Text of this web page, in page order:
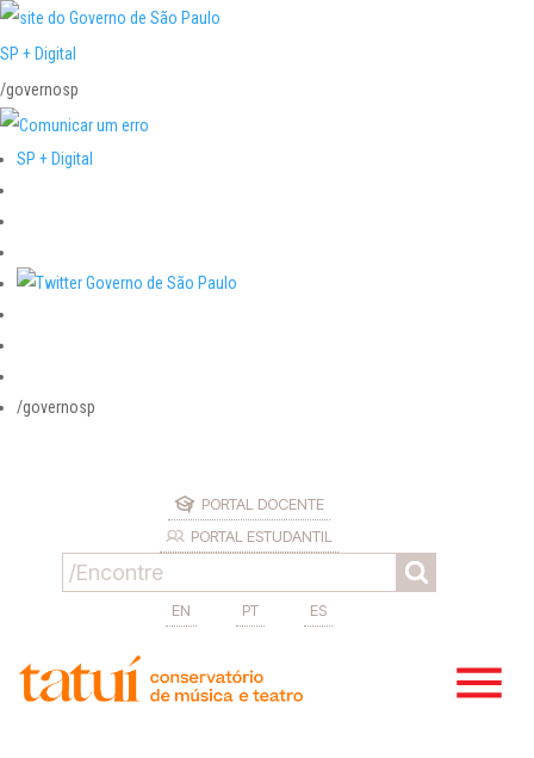
SP + Digital
/governosp
SP + Digital
/governosp
PORTAL DOCENTE
PORTAL ESTUDANTIL
EN PT ES